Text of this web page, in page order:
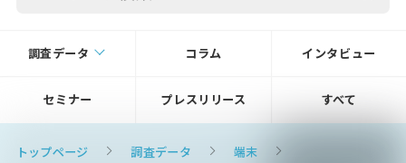
調査データ コラム インタビュー
セミナー プレスリリース すべて
トップページ 調査データ
端末